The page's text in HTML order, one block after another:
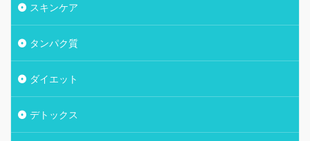
スキンケア
タンパク質
ダイエット
デトックス